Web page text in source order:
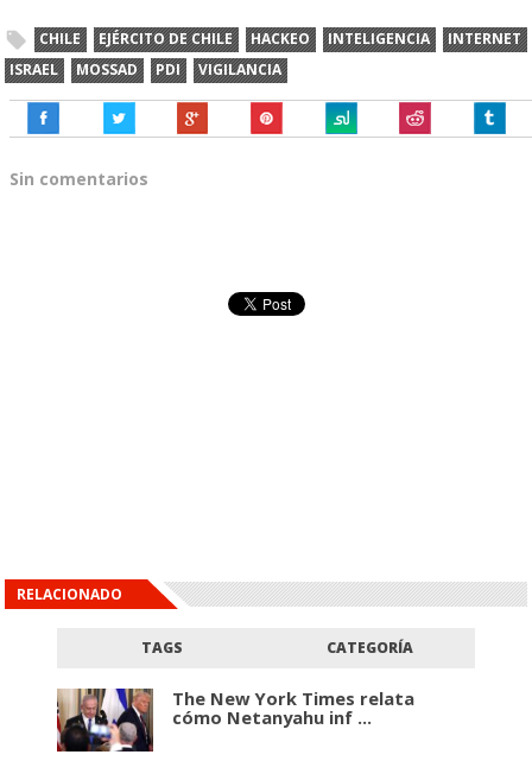
CHILE EJÉRCITO DE CHILE HACKEO INTELIGENCIA
INTERNET
ISRAEL
MOSSAD PDI VIGILANCIA
Sin comentarios
RELACIONADO
TAGS CATEGORÍA
The New York Times relata
cómo Netanyahu inf ...